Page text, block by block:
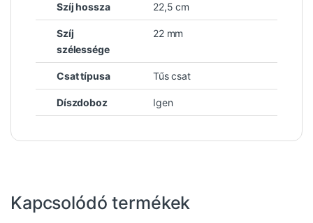
Szíj hossza 22,5 cm
Szíj
szélessége
22 mm
Csat típusa Tűs csat
Díszdoboz Igen
Kapcsolódó termékek